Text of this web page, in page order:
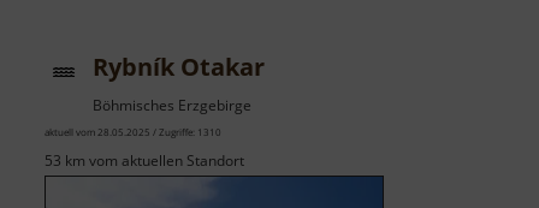
Rybník Otakar
Böhmisches Erzgebirge
aktuell vom 28.05.2025 / Zugriffe: 1310
53 km vom aktuellen Standort